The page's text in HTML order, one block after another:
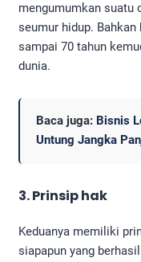
mengumumkan suatu
seumur hidup.
sampai 70 tahun
dunia.
Baca juga: Bisnis
Untung Jangka
3. Prinsip hak
Keduanya memiliki
siapapun yang